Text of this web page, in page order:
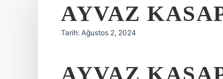
AYVAZ
Tarih: Ağustos 2, 2024
AYVAZ